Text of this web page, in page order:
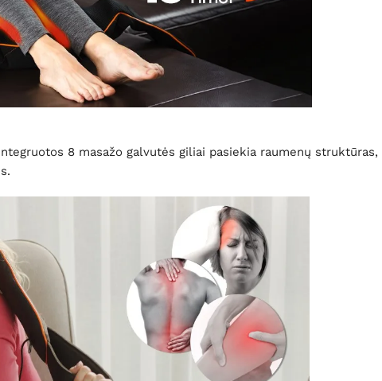
8 masažo galvutės giliai pasiekia raumenų